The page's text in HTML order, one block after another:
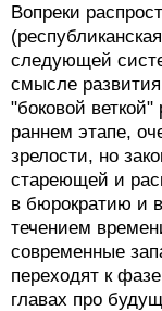
Вопреки
следующей
смысле развития
"боковой
раннем этапе,
зрелости, но
стареющей и
в бюрократию и
течением
современные
переходят к
главах про